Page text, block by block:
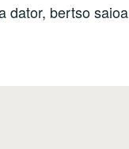
dator, bertso saioa